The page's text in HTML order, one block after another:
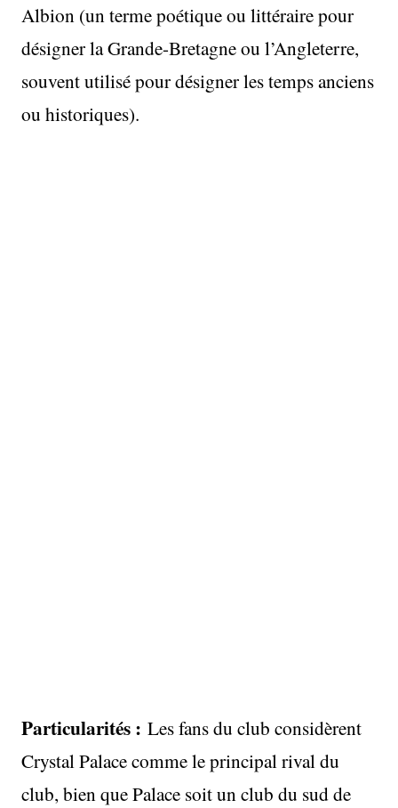
Albion (un terme poétique ou littéraire pour
désigner la Grande-Bretagne ou l’Angleterre,
souvent utilisé pour désigner les temps anciens
ou historiques).
Particularités : Les fans du club considèrent
Crystal Palace comme le principal rival du
club, bien que Palace soit un club du sud de